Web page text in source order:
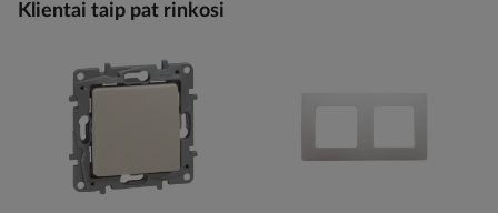
Klientai taip pat rinkosi